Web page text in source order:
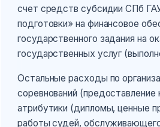
счет средств субсидии СПб
подготовки» на финансовое
государственного задания на
государственных услуг
Остальные расходы по
соревнований (предоставление
атрибутики (дипломы, ценные
работы судей,